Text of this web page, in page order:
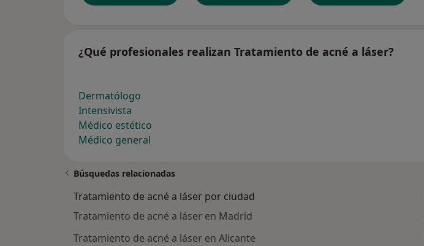
¿Qué profesionales realizan Tratamiento de acné a láser?
Dermatólogo
Intensivista
Médico estético
Médico general
Búsquedas relacionadas
Tratamiento de acné a láser por ciudad
Tratamiento de acné a láser en Madrid
Tratamiento de acné a láser en Alicante